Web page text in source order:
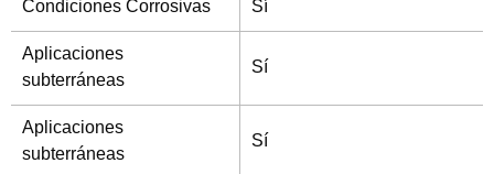
Condiciones Corrosivas Sí
Aplicaciones
subterráneas
Sí
Aplicaciones
subterráneas
Sí